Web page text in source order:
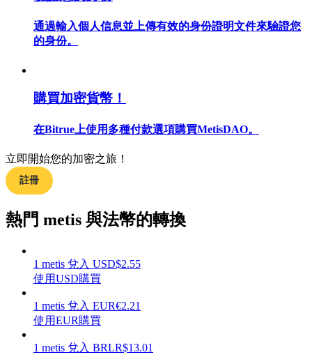
交易策略
學習如何保持盈利
通過輸入個人信息並上傳有效的身份證明文件來驗證您
的身份。
購買加密貨幣！
在Bitrue上使用多種付款選項購買MetisDAO。
立即開始您的加密之旅！
註冊
熱門 metis 與法幣的轉換
1 metis 兌入 USD$2.55
使用USD購買
1 metis 兌入 EUR€2.21
使用EUR購買
1 metis 兌入 BRLR$13.01